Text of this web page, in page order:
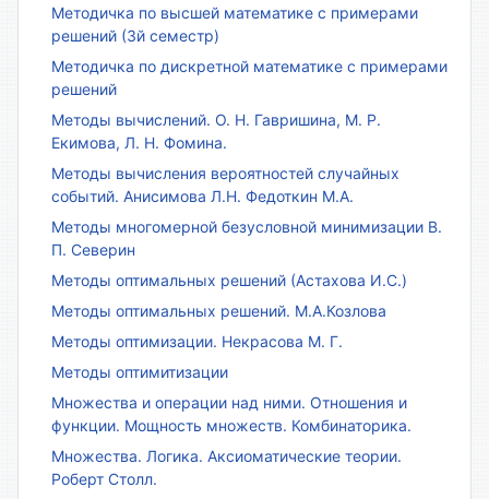
Методичка по высшей математике с примерами
решений (3й семестр)
Методичка по дискретной математике с примерами
решений
Методы вычислений. О. Н. Гавришина, М. Р.
Екимова, Л. Н. Фомина.
Методы вычисления вероятностей случайных
событий. Анисимова Л.Н. Федоткин М.А.
Методы многомерной безусловной минимизации В.
П. Северин
Методы оптимальных решений (Астахова И.С.)
Методы оптимальных решений. М.А.Козлова
Методы оптимизации. Некрасова М. Г.
Методы оптимитизации
Множества и операции над ними. Отношения и
функции. Мощность множеств. Комбинаторика.
Множества. Логика. Аксиоматические теории.
Роберт Столл.